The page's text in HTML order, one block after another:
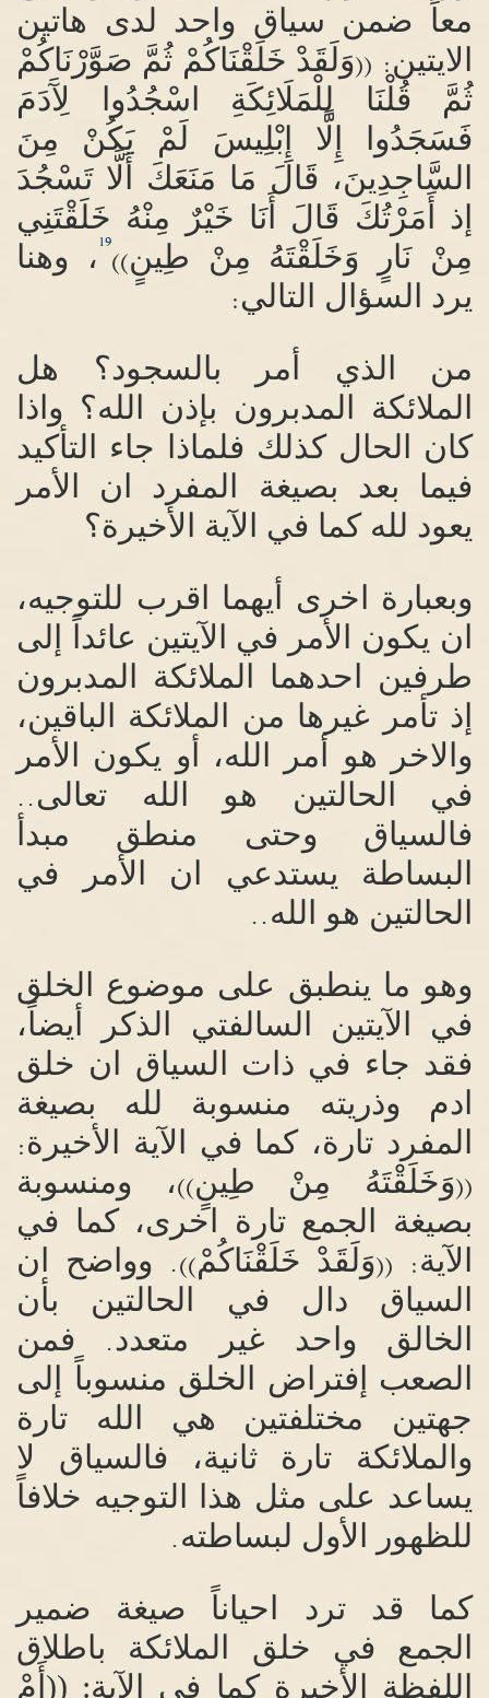
معاً ضمن سياق واحد لدى هاتين
الايتين: ((وَلَقَدْ خَلَقْنَاكُمْ ثُمَّ صَوَّرْنَاكُمْ
ثُمَّ قُلْنَا لِلْمَلَائِكَةِ اسْجُدُوا لِآَدَمَ
فَسَجَدُوا إِلَّا إِبْلِيسَ لَمْ يَكُنْ مِنَ
السَّاجِدِينَ، قَالَ مَا مَنَعَكَ أَلَّا تَسْجُدَ
إذ أَمَرْتُكَ قَالَ أَنَا خَيْرٌ مِنْهُ خَلَقْتَنِي
مِنْ نَارٍ وَخَلَقْتَهُ مِنْ طِينٍ))
19، وهنا
يرد السؤال التالي:
من الذي أمر بالسجود؟ هل
الملائكة المدبرون بإذن الله؟ واذا
كان الحال كذلك فلماذا جاء التأكيد
فيما بعد بصيغة المفرد ان الأمر
يعود لله كما في الآية الأخيرة؟
وبعبارة اخرى أيهما اقرب للتوجيه،
ان يكون الأمر في الآيتين عائداً إلى
طرفين احدهما الملائكة المدبرون
إذ تأمر غيرها من الملائكة الباقين،
والاخر هو أمر الله، أو يكون الأمر
في الحالتين هو الله تعالى..
فالسياق وحتى منطق مبدأ
البساطة يستدعي ان الأمر في
الحالتين هو الله..
وهو ما ينطبق على موضوع الخلق
في الآيتين السالفتي الذكر أيضاً،
فقد جاء في ذات السياق ان خلق
ادم وذريته منسوبة لله بصيغة
المفرد تارة، كما في الآية الأخيرة:
((وَخَلَقْتَهُ مِنْ طِينٍ))، ومنسوبة
بصيغة الجمع تارة اخرى، كما في
الآية: ((وَلَقَدْ خَلَقْنَاكُمْ)). وواضح ان
السياق دال في الحالتين بأن
الخالق واحد غير متعدد.فمن
الصعب إفتراض الخلق منسوباً إلى
جهتين مختلفتين هي الله تارة
والملائكة تارة ثانية، فالسياق لا
يساعد على مثل هذا التوجيه خلافاً
للظهور الأول لبساطته.
كما قد ترد احياناً صيغة ضمير
الجمع في خلق الملائكة باطلاق
اللفظة الأخيرة كما في الآية: ((أَمْ